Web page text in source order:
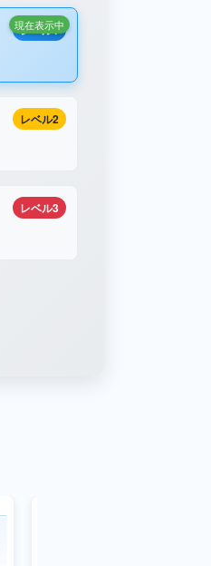
レベル1
現在表示中
レベル2
レベル3